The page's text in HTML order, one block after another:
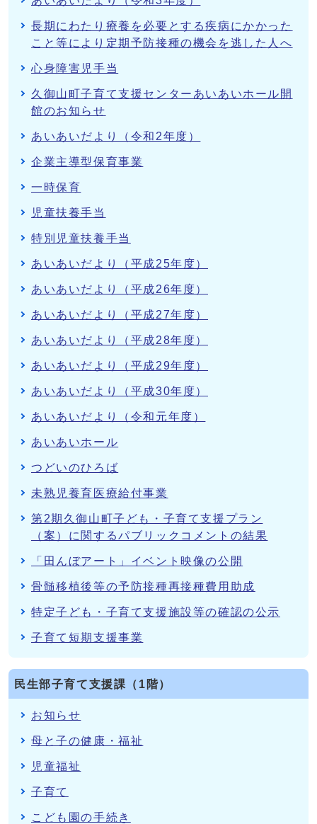
長期にわたり療養を必要とする疾病にかかった
こと等により定期予防接種の機会を逃した人へ
心身障害児手当
久御山町子育て支援センターあいあいホール開
館のお知らせ
あいあいだより（令和2年度）
企業主導型保育事業
一時保育
児童扶養手当
特別児童扶養手当
あいあいだより（平成25年度）
あいあいだより（平成26年度）
あいあいだより（平成27年度）
あいあいだより（平成28年度）
あいあいだより（平成29年度）
あいあいだより（平成30年度）
あいあいだより（令和元年度）
あいあいホール
つどいのひろば
未熟児養育医療給付事業
第2期久御山町子ども・子育て支援プラン
（案）に関するパブリックコメントの結果
「田んぼアート」イベント映像の公開
骨髄移植後等の予防接種再接種費用助成
特定子ども・子育て支援施設等の確認の公示
子育て短期支援事業
民生部子育て支援課（1階）
お知らせ
母と子の健康・福祉
児童福祉
子育て
こども園の手続き